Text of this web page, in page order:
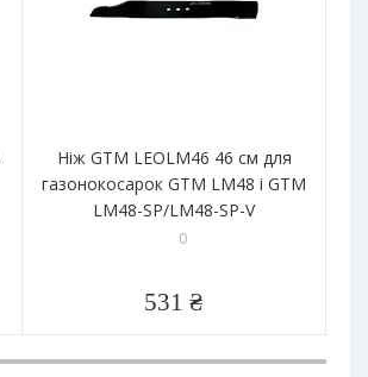
Ніж GTM LEOLM46 46 см для
газонокосарок GTM LM48 і GTM
LM48-SP/LM48-SP-V
0
531 ₴